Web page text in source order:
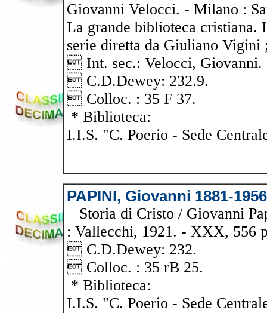
Giovanni Velocci. - Milano :
La grande biblioteca cristiana.
serie diretta da Giuliano Vigini
 Int. sec.: Velocci, Giovanni.
 C.D.Dewey: 232.9.
 Colloc. : 35 F 37.
* Biblioteca:
I.I.S. "C. Poerio - Sede
PAPINI, Giovanni 1881-1956
Storia di Cristo / Giovanni
: Vallecchi, 1921. - XXX, 556
 C.D.Dewey: 232.
 Colloc. : 35 rB 25.
* Biblioteca:
I.I.S. "C. Poerio - Sede